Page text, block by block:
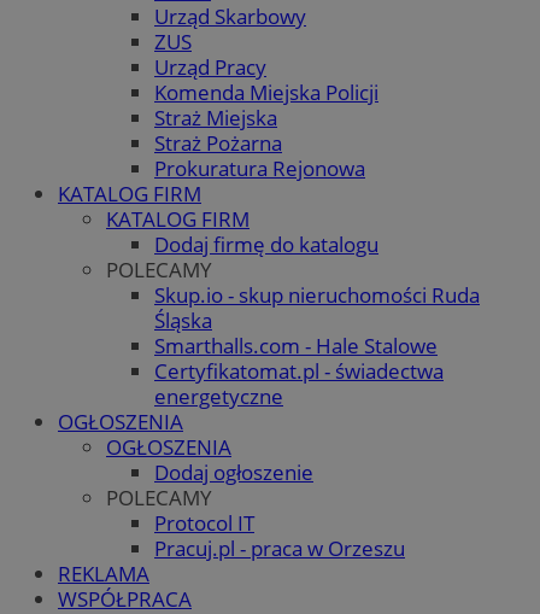
Urząd Skarbowy
ZUS
Urząd Pracy
Komenda Miejska Policji
Straż Miejska
Straż Pożarna
Prokuratura Rejonowa
KATALOG FIRM
KATALOG FIRM
Dodaj firmę do katalogu
POLECAMY
Skup.io - skup nieruchomości Ruda
Śląska
Smarthalls.com - Hale Stalowe
Certyfikatomat.pl - świadectwa
energetyczne
OGŁOSZENIA
OGŁOSZENIA
Dodaj ogłoszenie
POLECAMY
Protocol IT
Pracuj.pl - praca w Orzeszu
REKLAMA
WSPÓŁPRACA